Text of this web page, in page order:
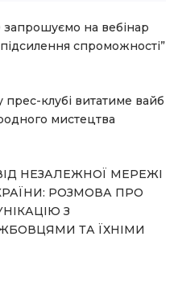
запрошуємо на вебінар
спроможності”
прес-клубі витатиме вайб
мистецтва
НЕЗАЛЕЖНОЇ МЕРЕЖІ
РОЗМОВА ПРО
З
ТА ЇХНІМИ